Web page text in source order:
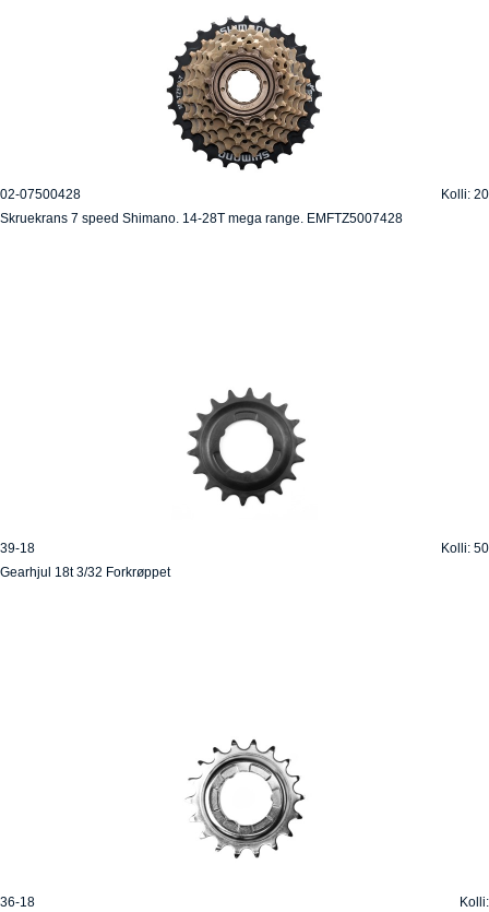
02-07500428
Kolli: 20
Skruekrans 7 speed Shimano. 14-28T mega range. EMFTZ5007428
39-18
Kolli: 50
Gearhjul 18t 3/32 Forkrøppet
36-18
Kolli: